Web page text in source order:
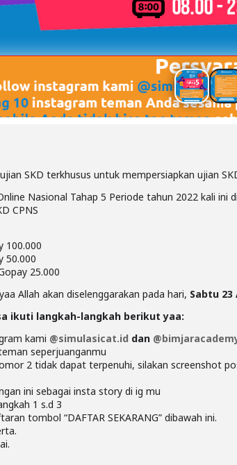
SKD terkhusus untuk mempersiapkan ujian
Nasional Tahap 5 Periode tahun 2022 kali
CPNS
100.000
50.000
25.000
Allah akan diselenggarakan pada hari, Sabtu 23
ikuti langkah-langkah berikut yaa:
kami @simulasicat.id dan
seperjuanganmu
2 tidak dapat terpenuhi, silakan screenshot
ini sebagai insta story di ig mu
1 s.d 3
tombol “DAFTAR SEKARANG” dibawah ini.